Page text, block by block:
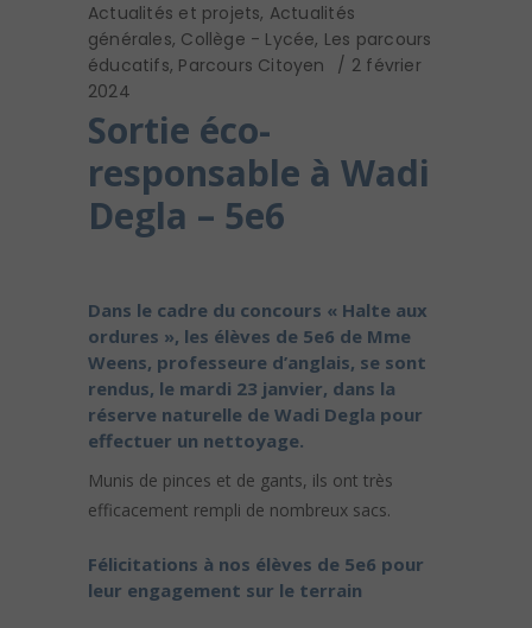
Actualités et projets, Actualités
générales, Collège - Lycée, Les parcours
éducatifs, Parcours Citoyen
2 février
2024
Sortie éco-
responsable à Wadi
Degla – 5e6
Dans le cadre du concours « Halte aux
ordures », les élèves de 5e6 de Mme
Weens, professeure d’anglais, se sont
rendus, le mardi 23 janvier, dans la
réserve naturelle de Wadi Degla pour
effectuer un nettoyage.
Munis de pinces et de gants, ils ont très
efficacement rempli de nombreux sacs.
Félicitations à nos élèves de 5e6 pour
leur engagement sur le terrain